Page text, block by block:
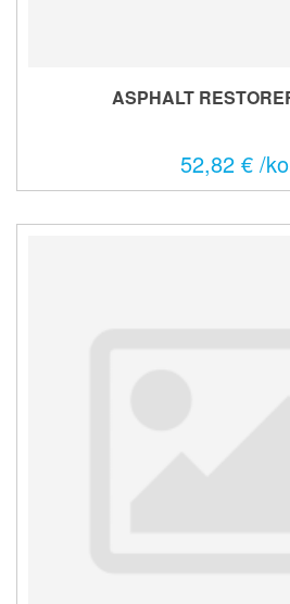
ASPHALT
52,82 € /